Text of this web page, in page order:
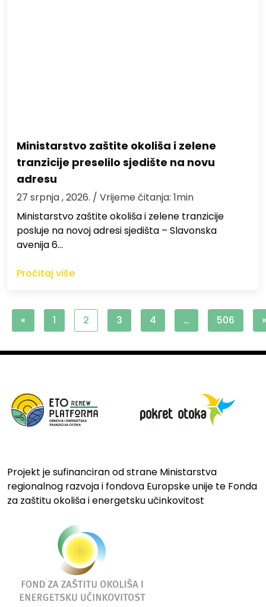
Ministarstvo zaštite okoliša i zelene
tranzicije preselilo sjedište na novu
adresu
27 srpnja , 2026. / Vrijeme čitanja: 1min
Ministarstvo zaštite okoliša i zelene tranzicije
posluje na novoj adresi sjedišta – Slavonska
avenija 6…
Pročitaj više
« 1 2 3 4 … 506 »
Projekt je sufinanciran od strane Ministarstva
regionalnog razvoja i fondova Europske unije te Fonda
za zaštitu okoliša i energetsku učinkovitost